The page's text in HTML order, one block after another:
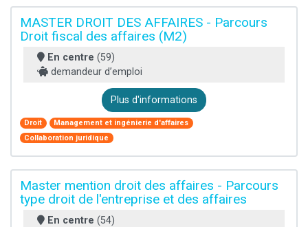
MASTER DROIT DES AFFAIRES - Parcours
Droit fiscal des affaires (M2)
En centre (59)
demandeur d’emploi
Plus d'informations
Droit
Management et ingénierie d'affaires
Collaboration juridique
Master mention droit des affaires - Parcours
type droit de l'entreprise et des affaires
En centre (54)